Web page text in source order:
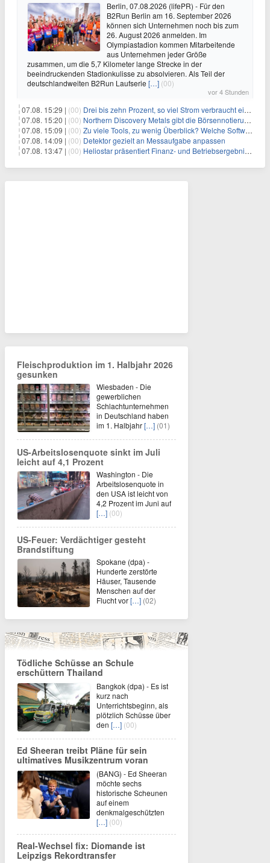
Berlin, 07.08.2026 (lifePR) - Für den
B2Run Berlin am 16. September 2026
können sich Unternehmen noch bis zum
26. August 2026 anmelden. Im
Olympiastadion kommen Mitarbeitende
aus Unternehmen jeder Größe
zusammen, um die 5,7 Kilometer lange Strecke in der
beeindruckenden Stadionkulisse zu absolvieren. Als Teil der
deutschlandweiten B2Run Laufserie […] (00)
vor 4 Stunden
07.08. 15:29 | (00) Drei bis zehn Prozent, so viel Strom verbraucht ein Aufzug im Gebäude
07.08. 15:20 | (00) Northern Discovery Metals gibt die Börsennotierung an der Frankfurter Wertpapierbörse bekannt
07.08. 15:09 | (00) Zu viele Tools, zu wenig Überblick? Welche Software IT-Dienstleister wirklich brauchen
07.08. 14:09 | (00) Detektor gezielt an Messaufgabe anpassen
07.08. 13:47 | (00) Heliostar präsentiert Finanz- und Betriebsergebnis für das zweite Quartal 2026 mit Goldproduktion und Barreserven in Rekordhöhe
Fleischproduktion im 1. Halbjahr 2026
gesunken
Wiesbaden - Die
gewerblichen
Schlachtunternehmen
in Deutschland haben
im 1. Halbjahr[…] (01)
US-Arbeitslosenquote sinkt im Juli
leicht auf 4,1 Prozent
Washington - Die
Arbeitslosenquote in
den USA ist leicht von
4,2 Prozent im Juni auf
[…] (00)
US-Feuer: Verdächtiger gesteht
Brandstiftung
Spokane (dpa) -
Hunderte zerstörte
Häuser, Tausende
Menschen auf der
Flucht vor[…] (02)
Tödliche Schüsse an Schule
erschüttern Thailand
Bangkok (dpa) - Es ist
kurz nach
Unterrichtsbeginn, als
plötzlich Schüsse über
den […] (00)
Ed Sheeran treibt Pläne für sein
ultimatives Musikzentrum voran
(BANG) - Ed Sheeran
möchte sechs
historische Scheunen
auf einem
denkmalgeschützten
[…] (00)
Real-Wechsel fix: Diomande ist
Leipzigs Rekordtransfer